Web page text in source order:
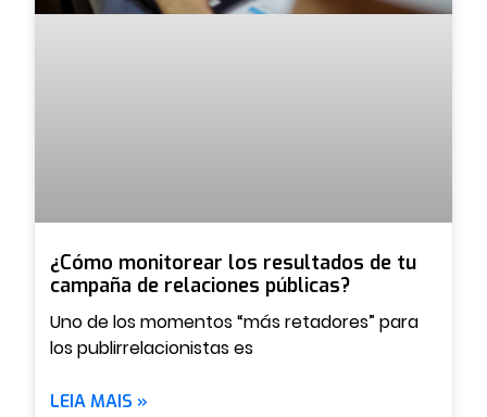
¿Cómo monitorear los resultados de tu
campaña de relaciones públicas?
Uno de los momentos “más retadores” para
los publirrelacionistas es
LEIA MAIS »